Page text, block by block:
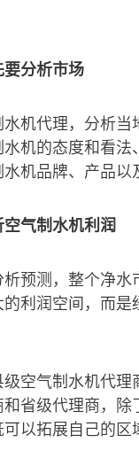
分析市场
机代理，分析
机的态度和看
机品牌、产品以
气制水机利润
预测，整个净
利润空间，而
空气制水机代
省级代理商，
以拓展自己的区